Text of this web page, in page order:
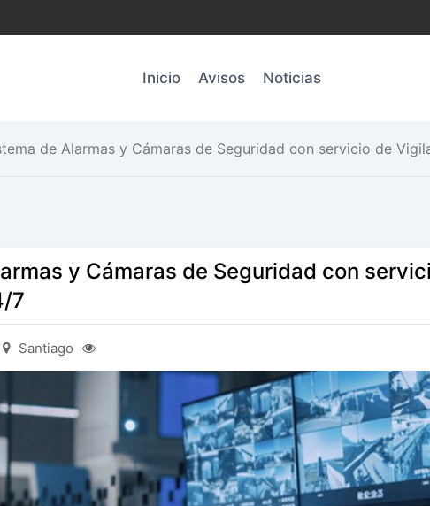
Inicio
Avisos Noticias
de Alarmas y Cámaras de Seguridad con servicio de
y Cámaras de Seguridad con
7
Santiago